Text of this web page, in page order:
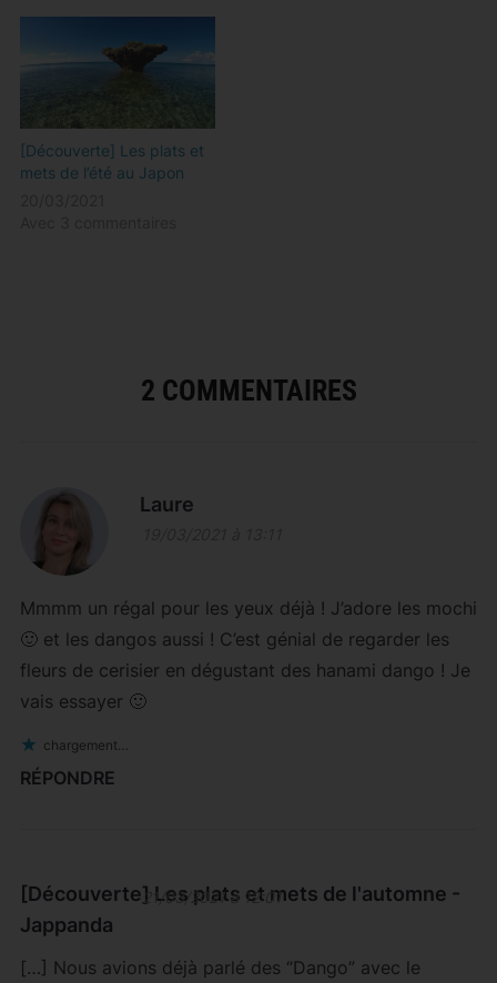
[Découverte] Les plats et
mets de l’été au Japon
2 COMMENTAIRES
Laure
Mmmm un régal pour les yeux déjà ! J’adore les mochi
🙂 et les dangos aussi ! C’est génial de regarder les
fleurs de cerisier en dégustant des hanami dango ! Je
vais essayer 🙂
chargement…
RÉPONDRE
[Découverte] Les plats et mets de l'automne -
Jappanda
21/03/2021 à 12:01
[…] Nous avions déjà parlé des “Dango” avec le